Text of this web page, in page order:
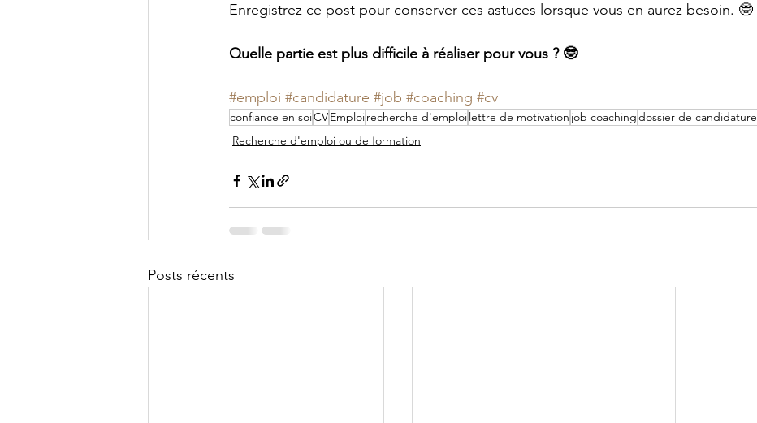
Enregistrez ce post pour conserver ces astuces lorsque vous en aurez besoin. 🤓
Quelle partie est plus difficile à réaliser pour vous ? 🤓
#emploi #candidature #job #coaching #cv
confiance en soiCVEmploirecherche d'emploilettre de motivation job coachingdossier de candidature
Recherche d'emploi ou de formation
Posts récents